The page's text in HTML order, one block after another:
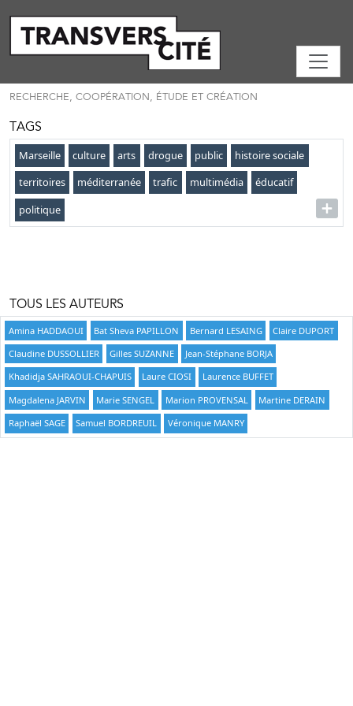
RECHERCHE, COOPÉRATION, ÉTUDE ET CRÉATION
TAGS
Marseille culture arts drogue public
histoire sociale
territoires
méditerranée trafic multimédia
éducatif
politique
TOUS LES AUTEURS
Amina HADDAOUI Bat Sheva PAPILLON Bernard LESAING
Claire DUPORT
Claudine DUSSOLLIER
Gilles SUZANNE
Jean-Stéphane BORJA
Khadidja SAHRAOUI-CHAPUIS
Laure CIOSI
Laurence BUFFET
Magdalena JARVIN
Marie SENGEL Marion PROVENSAL
Martine DERAIN
Raphaël SAGE
Samuel BORDREUIL Véronique MANRY